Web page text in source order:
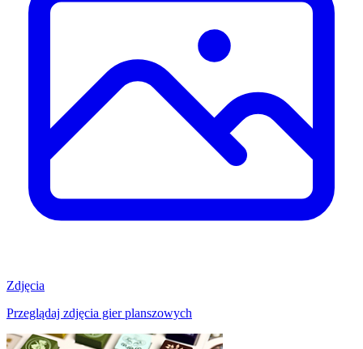
Zdjęcia
Przeglądaj zdjęcia gier planszowych